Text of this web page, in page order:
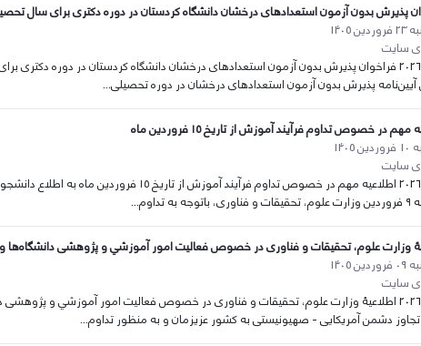
پذیرش بدون آزمون استعدادهای درخشان دانشگاه کردستان در دوره دکتری برای سال تحصیلی 1406-
1405
سایت
پذیرش بدون آزمون استعدادهای درخشان در دوره تحصیلی...
مهم در خصوص تداوم فرآیند آموزش از تاریخ ۱۵ فروردین ماه
سایت
30 03 2026 اطلاعیه مهم در خصوص تداوم فرآیند آموزش
تداوم...
وزارت علوم، تحقيقات و فناوری در خصوص فعالیت امور آموزشي و پژوهشی
1405
سایت
29 03 2026 اطلاعيۀ وزارت علوم، تحقيقات و فناوری در خصوص فعالیت امور آموزشي و
دشمن آمریکایی - صهیونیستی به کشور عزیزمان و به منظور تداوم...